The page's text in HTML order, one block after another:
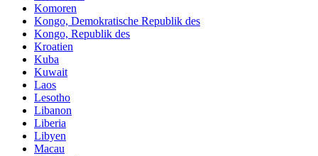
Komoren
Kongo, Demokratische Republik des
Kongo, Republik des
Kroatien
Kuba
Kuwait
Laos
Lesotho
Libanon
Liberia
Libyen
Macau